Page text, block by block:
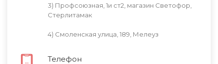
3) Профсоюзная, 1и ст2, магазин Светофор,
Стерлитамак
4) Смоленская улица, 189, Мелеуз
Телефон
Вентиляция